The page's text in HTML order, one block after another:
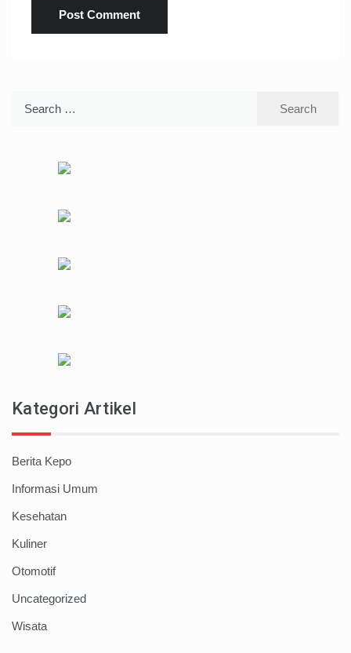
Kategori Artikel
Berita Kepo
Informasi Umum
Kesehatan
Kuliner
Otomotif
Uncategorized
Wisata